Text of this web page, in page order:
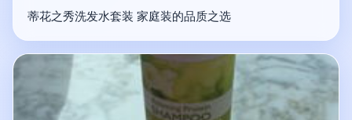
蒂花之秀洗发水套装 家庭装的品质之选